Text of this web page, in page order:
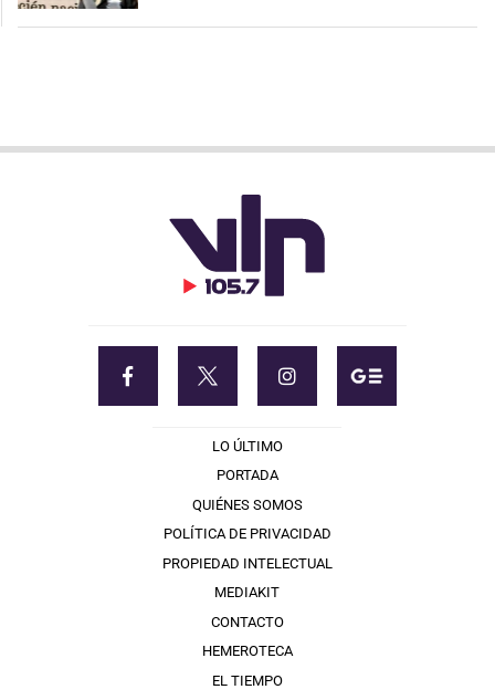
LO ÚLTIMO
PORTADA
QUIÉNES SOMOS
POLÍTICA DE PRIVACIDAD
PROPIEDAD INTELECTUAL
MEDIAKIT
CONTACTO
HEMEROTECA
EL TIEMPO